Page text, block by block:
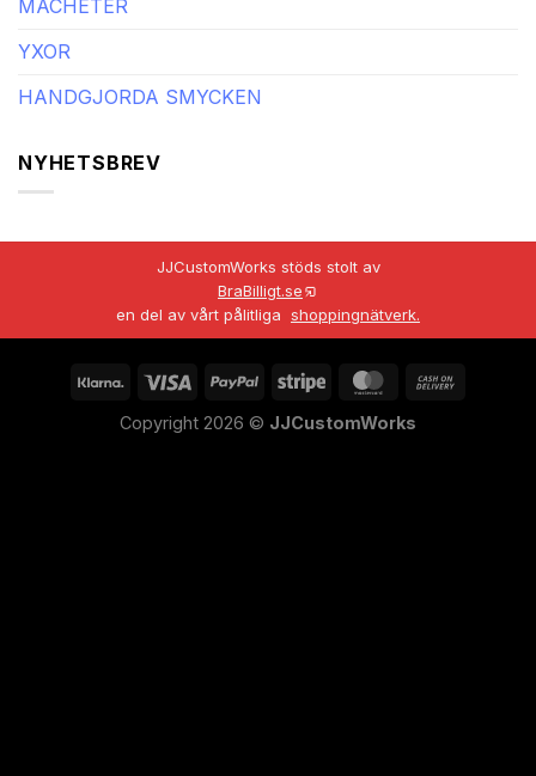
MACHETER
YXOR
HANDGJORDA SMYCKEN
NYHETSBREV
JJCustomWorks stöds stolt av
BraBilligt.se
en del av vårt pålitliga shoppingnätverk.
Copyright 2026 © JJCustomWorks